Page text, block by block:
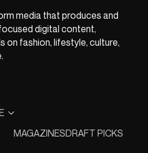
media that produces and
digital content,
on fashion, lifestyle, culture,
MAGAZINESDRAFT PICKS